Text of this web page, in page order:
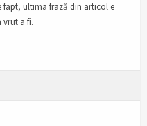
fapt, ultima frază din articol e
vrut a fi.